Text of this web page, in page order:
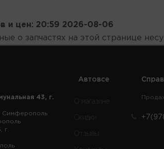
и цен: 20:59 2026-08-06
о запчастях на этой странице
43, г.
Симферополь
г.
Автовсе